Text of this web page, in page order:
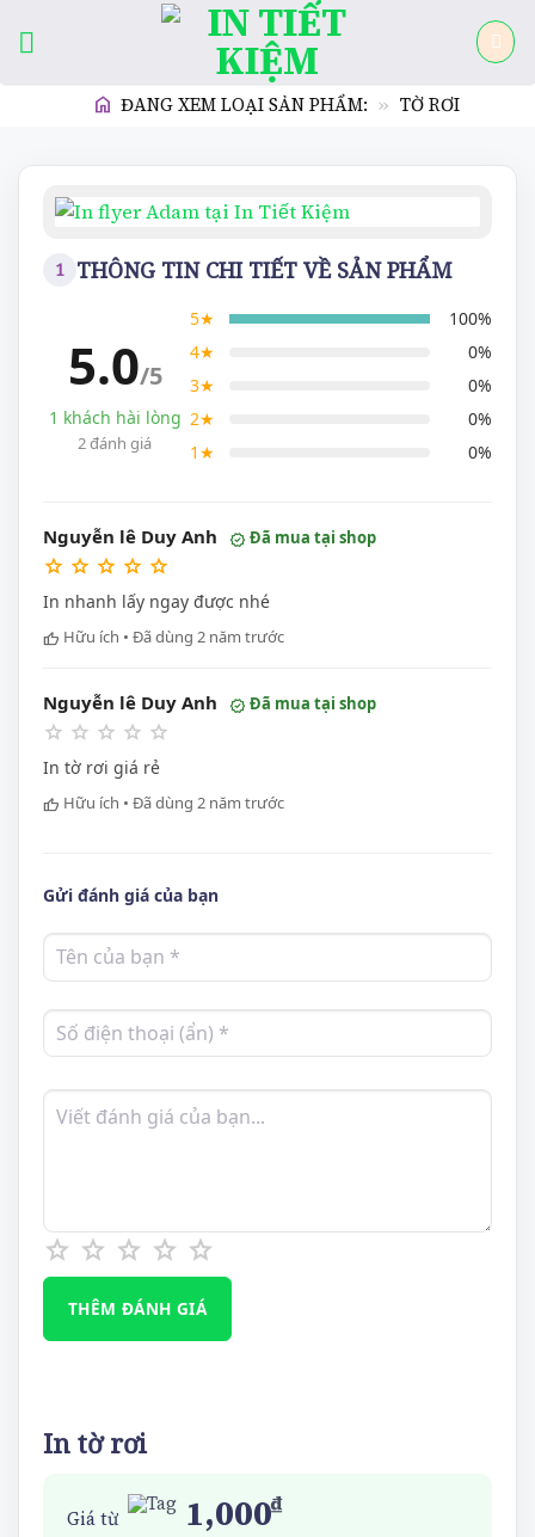
ĐANG XEM LOẠI SẢN PHẨM: » TỜ RƠI
THÔNG TIN CHI TIẾT VỀ SẢN PHẨM
5.0/5
1 khách hài lòng
2 đánh giá
5★
100%
4★
0%
3★
0%
2★
0%
1★
0%
Nguyễn lê Duy Anh verifiedĐã mua tại shop
star star star star star
In nhanh lấy ngay được nhé
thumb_up Hữu ích • Đã dùng 2 năm trước
Nguyễn lê Duy Anh verifiedĐã mua tại shop
star_border star_border star_border star_border star_border
In tờ rơi giá rẻ
thumb_up Hữu ích • Đã dùng 2 năm trước
Gửi đánh giá của bạn
star star star star star
In tờ rơi
Giá từ 1,000
₫